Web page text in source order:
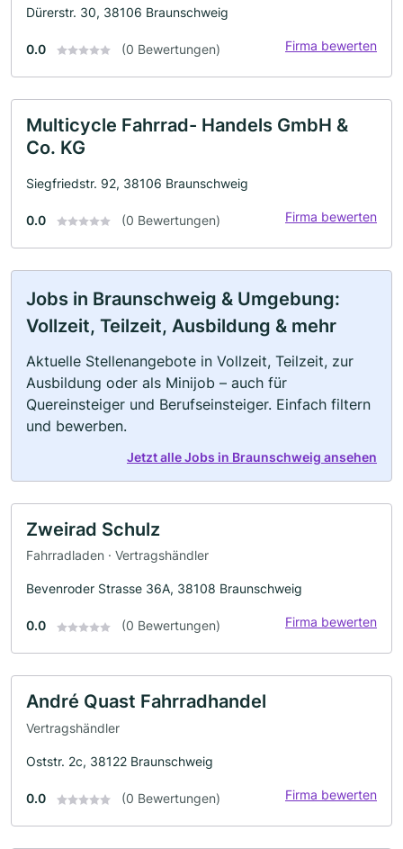
Dürerstr. 30, 38106 Braunschweig
0.0 (0 Bewertungen) Firma bewerten
Multicycle Fahrrad- Handels GmbH &
Co. KG
Siegfriedstr. 92, 38106 Braunschweig
0.0 (0 Bewertungen) Firma bewerten
Jobs in Braunschweig & Umgebung:
Vollzeit, Teilzeit, Ausbildung & mehr
Aktuelle Stellenangebote in Vollzeit, Teilzeit, zur
Ausbildung oder als Minijob – auch für
Quereinsteiger und Berufseinsteiger. Einfach filtern
und bewerben.
Jetzt alle Jobs in Braunschweig ansehen
Zweirad Schulz
Fahrradladen · Vertragshändler
Bevenroder Strasse 36A, 38108 Braunschweig
0.0 (0 Bewertungen) Firma bewerten
André Quast Fahrradhandel
Vertragshändler
Oststr. 2c, 38122 Braunschweig
0.0 (0 Bewertungen) Firma bewerten